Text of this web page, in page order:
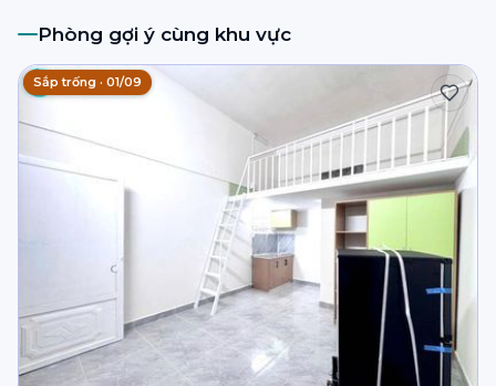
Phòng gợi ý cùng khu vực
Sắp trống · 01/09